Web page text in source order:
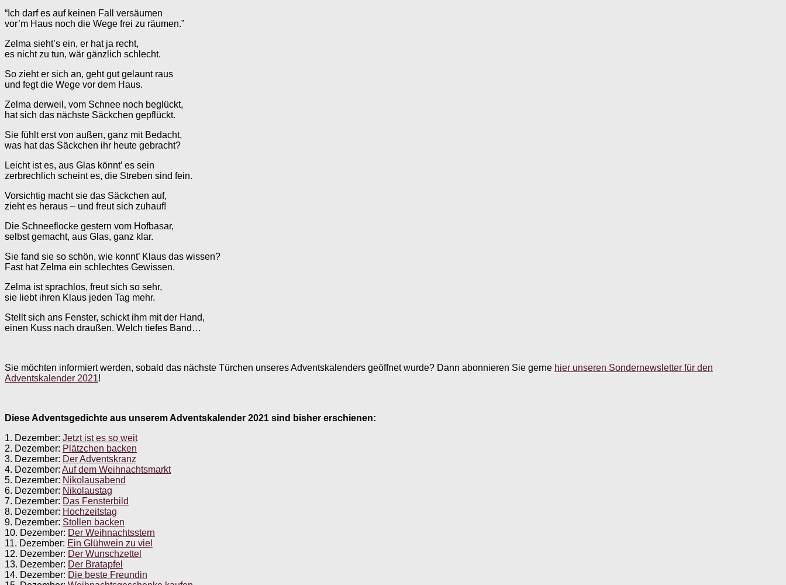
“Ich darf es auf keinen Fall versäumen
vor’m Haus noch die Wege frei zu räumen.”
Zelma sieht’s ein, er hat ja recht,
es nicht zu tun, wär gänzlich schlecht.
So zieht er sich an, geht gut gelaunt raus
und fegt die Wege vor dem Haus.
Zelma derweil, vom Schnee noch beglückt,
hat sich das nächste Säckchen gepflückt.
Sie fühlt erst von außen, ganz mit Bedacht,
was hat das Säckchen ihr heute gebracht?
Leicht ist es, aus Glas könnt’ es sein
zerbrechlich scheint es, die Streben sind fein.
Vorsichtig macht sie das Säckchen auf,
zieht es heraus – und freut sich zuhauf!
Die Schneeflocke gestern vom Hofbasar,
selbst gemacht, aus Glas, ganz klar.
Sie fand sie so schön, wie konnt’ Klaus das wissen?
Fast hat Zelma ein schlechtes Gewissen.
Zelma ist sprachlos, freut sich so sehr,
sie liebt ihren Klaus jeden Tag mehr.
Stellt sich ans Fenster, schickt ihm mit der Hand,
einen Kuss nach draußen. Welch tiefes Band…
Sie möchten informiert werden, sobald das nächste Türchen unseres Adventskalenders geöffnet wurde? Dann abonnieren Sie gerne hier unseren Sondernewsletter für den
Adventskalender 2021!
Diese Adventsgedichte aus unserem Adventskalender 2021 sind bisher erschienen:
1. Dezember: Jetzt ist es so weit
2. Dezember: Plätzchen backen
3. Dezember: Der Adventskranz
4. Dezember: Auf dem Weihnachtsmarkt
5. Dezember: Nikolausabend
6. Dezember: Nikolaustag
7. Dezember: Das Fensterbild
8. Dezember: Hochzeitstag
9. Dezember: Stollen backen
10. Dezember: Der Weihnachtsstern
11. Dezember: Ein Glühwein zu viel
12. Dezember: Der Wunschzettel
13. Dezember: Der Bratapfel
14. Dezember: Die beste Freundin